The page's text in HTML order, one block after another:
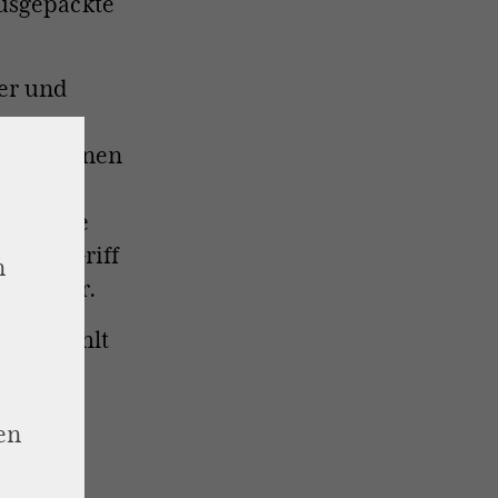
und
planen
zu
sie
im Griff
war.
erzählt